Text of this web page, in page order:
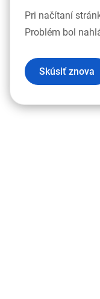
Pri načítaní
Problém bol
Skúsiť znova